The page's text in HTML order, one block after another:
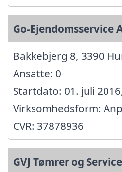
Go-Ejendomsservice
Bakkebjerg 8, 3390
Ansatte: 0
Startdato: 01. juli 2016,
Virksomhedsform:
CVR: 37878936
GVJ Tømrer og